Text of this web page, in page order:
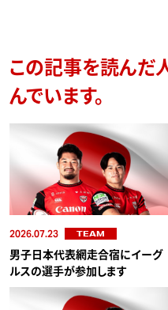
この記事を読んだ
んでいます。
2026.07.23 TEAM
男子日本代表網走合宿にイーグ
ルスの選手が参加します